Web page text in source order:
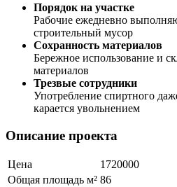
Порядок на участке
Рабочие ежедневно
строительный мусор
Сохранность материалов
Бережное использование и
материалов
Трезвые сотрудники
Употребление спиртного
карается увольнением
Описание проекта
Цена
1720000
Общая площадь м² 86